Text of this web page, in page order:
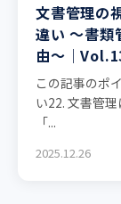
文書管理の
違い ～書類
由～｜
この記事のポ
い22. 文書管
「...
2025.12.26